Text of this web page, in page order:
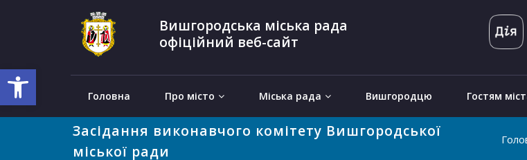
Відкрити Панель інструментів
Вишгородська міська рада
офіційний веб-сайт
Головна Про місто Міська рада Вишгородцю Гостям
Засідання виконавчого комітету Вишгородської
міської ради